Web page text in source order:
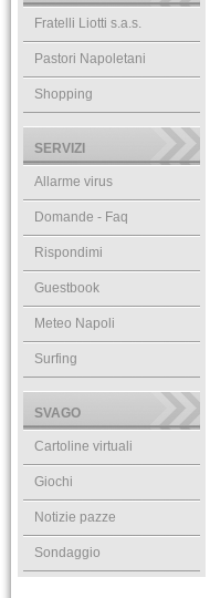
Fratelli Liotti s.a.s.
Pastori Napoletani
Shopping
SERVIZI
Allarme virus
Domande - Faq
Rispondimi
Guestbook
Meteo Napoli
Surfing
SVAGO
Cartoline virtuali
Giochi
Notizie pazze
Sondaggio